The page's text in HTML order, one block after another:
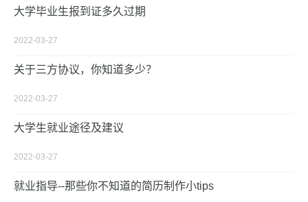
大学毕业生报到证多久过期
2022-03-27
关于三方协议，你知道多少？
2022-03-27
大学生就业途径及建议
2022-03-27
就业指导--那些你不知道的简历制作小tips